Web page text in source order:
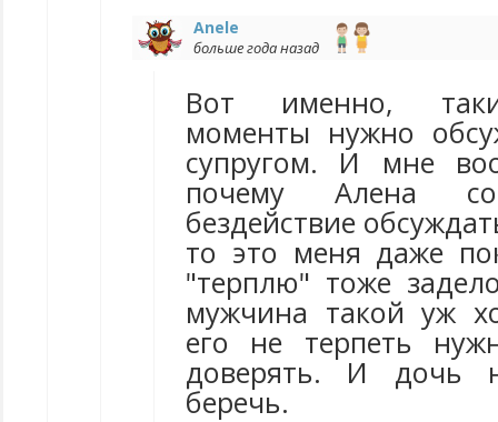
Anele
больше года назад
Вот именно,
моменты нужно
супругом. И мне
почему Алена
бездействие
то это меня даже
"терплю" тоже
мужчина такой уж
его не терпеть
доверять. И дочь
беречь.